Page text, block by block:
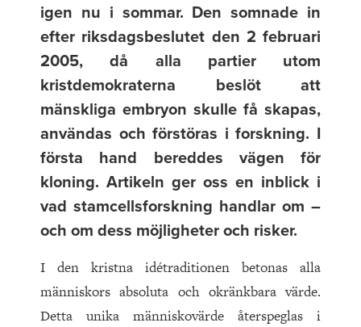
igen nu i sommar. Den somnade in
efter riksdagsbeslutet den 2 februari
2005, då alla partier utom
kristdemokraterna beslöt att
mänskliga embryon skulle få skapas,
användas och förstöras i forskning. I
första hand bereddes vägen för
kloning. Artikeln ger oss en inblick i
vad stamcellsforskning handlar om –
och om dess möjligheter och risker.
I den kristna idétraditionen betonas alla
människors absoluta och okränkbara värde.
Detta unika människovärde återspeglas i